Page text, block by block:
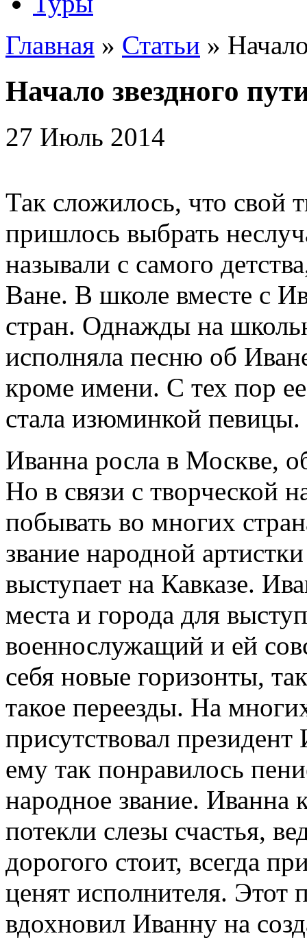
Главная » Статьи »
Начало звездного
27 Июль 2014
Так сложилось, что свой
пришлось выбрать
называли с самого
Ване. В школе вместе с
стран. Однажды на
исполняла песню об
кроме имени. С тех пор
стала изюминкой певицы.
Иванна росла в Москве,
Но в связи с творческой
побывать во многих
звание народной
выступает на Кавказе.
места и города для
военнослужащий и ей
себя новые горизонты,
такое переезды. На
присутствовал
ему так понравилось
народное звание. Иванна
потекли слезы счастья,
дорогого стоит, всегда
ценят исполнителя.
вдохновил Иванну на